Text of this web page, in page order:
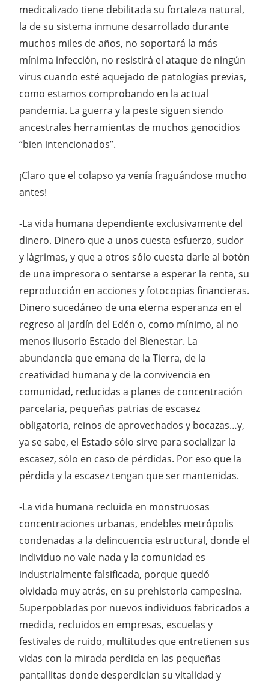
medicalizado tiene debilitada su fortaleza natural,
la de su sistema inmune desarrollado durante
muchos miles de años, no soportará la más
mínima infección, no resistirá el ataque de ningún
virus cuando esté aquejado de patologías previas,
como estamos comprobando en la actual
pandemia. La guerra y la peste siguen siendo
ancestrales herramientas de muchos genocidios
“bien intencionados”.
¡Claro que el colapso ya venía fraguándose mucho
antes!
-La vida humana dependiente exclusivamente del
dinero. Dinero que a unos cuesta esfuerzo, sudor
y lágrimas, y que a otros sólo cuesta darle al botón
de una impresora o sentarse a esperar la renta, su
reproducción en acciones y fotocopias financieras.
Dinero sucedáneo de una eterna esperanza en el
regreso al jardín del Edén o, como mínimo, al no
menos ilusorio Estado del Bienestar. La
abundancia que emana de la Tierra, de la
creatividad humana y de la convivencia en
comunidad, reducidas a planes de concentración
parcelaria, pequeñas patrias de escasez
obligatoria, reinos de aprovechados y bocazas…y,
ya se sabe, el Estado sólo sirve para socializar la
escasez, sólo en caso de pérdidas. Por eso que la
pérdida y la escasez tengan que ser mantenidas.
-La vida humana recluida en monstruosas
concentraciones urbanas, endebles metrópolis
condenadas a la delincuencia estructural, donde el
individuo no vale nada y la comunidad es
industrialmente falsificada, porque quedó
olvidada muy atrás, en su prehistoria campesina.
Superpobladas por nuevos individuos fabricados a
medida, recluidos en empresas, escuelas y
festivales de ruido, multitudes que entretienen sus
vidas con la mirada perdida en las pequeñas
pantallitas donde desperdician su vitalidad y